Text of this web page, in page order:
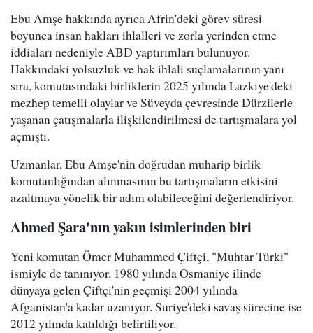
Ebu Amşe hakkında ayrıca Afrin'deki görev süresi
boyunca insan hakları ihlalleri ve zorla yerinden etme
iddiaları nedeniyle ABD yaptırımları bulunuyor.
Hakkındaki yolsuzluk ve hak ihlali suçlamalarının yanı
sıra, komutasındaki birliklerin 2025 yılında Lazkiye'deki
mezhep temelli olaylar ve Süveyda çevresinde Dürzilerle
yaşanan çatışmalarla ilişkilendirilmesi de tartışmalara yol
açmıştı.
Uzmanlar, Ebu Amşe'nin doğrudan muharip birlik
komutanlığından alınmasının bu tartışmaların etkisini
azaltmaya yönelik bir adım olabileceğini değerlendiriyor.
Ahmed Şara'nın yakın isimlerinden biri
Yeni komutan Ömer Muhammed Çiftçi, "Muhtar Türki"
ismiyle de tanınıyor. 1980 yılında Osmaniye ilinde
dünyaya gelen Çiftçi'nin geçmişi 2004 yılında
Afganistan'a kadar uzanıyor. Suriye'deki savaş sürecine ise
2012 yılında katıldığı belirtiliyor.